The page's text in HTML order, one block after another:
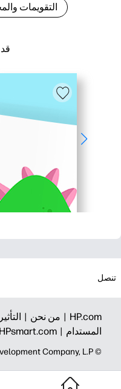
التقويمات
تنصل
HP.com | من نحن | التأثير
المستدام | HPsmart.com |
© Copyright 2026 HP Development Company, L.P.